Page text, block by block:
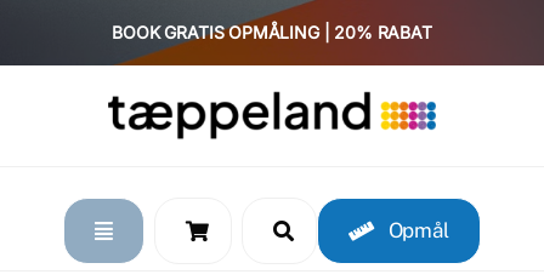
content
BOOK GRATIS OPMÅLING | 20% RABAT
Opmål